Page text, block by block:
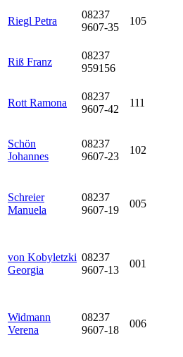
Riegl Petra
08237
9607-35
105
Riß Franz
08237
959156
Rott Ramona
08237
9607-42
111
Schön
Johannes
08237
9607-23
102
Schreier
Manuela
08237
9607-19
005
von Kobyletzki
Georgia
08237
9607-13
001
Widmann
Verena
08237
9607-18
006